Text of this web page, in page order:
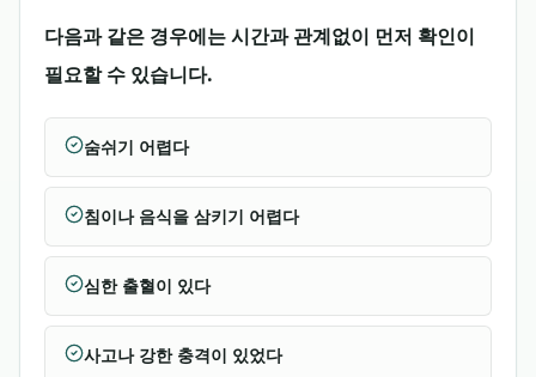
다음과 같은 경우에는 시간과 관계없이 먼저 확인이
필요할 수 있습니다.
숨쉬기 어렵다
침이나 음식을 삼키기 어렵다
심한 출혈이 있다
사고나 강한 충격이 있었다